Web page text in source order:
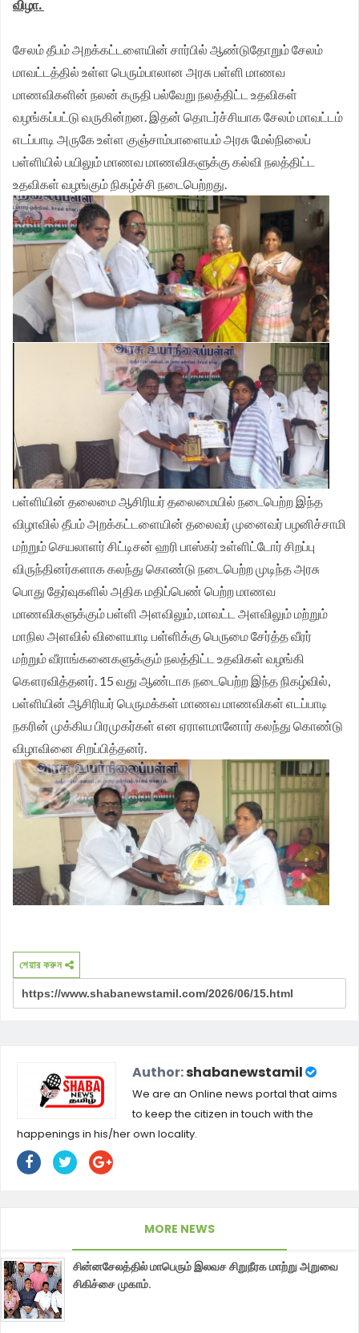
விழா.
சேலம் தீபம் அறக்கட்டளையின் சார்பில் ஆண்டுதோறும் சேலம்
மாவட்டத்தில் உள்ள பெரும்பாலான அரசு பள்ளி மாணவ
மாணவிகளின் நலன் கருதி பல்வேறு நலத்திட்ட உதவிகள்
வழங்கப்பட்டு வருகின்றன. இதன் தொடர்ச்சியாக சேலம் மாவட்டம்
எடப்பாடி அருகே உள்ள குஞ்சாம்பாளையம் அரசு மேல்நிலைப்
பள்ளியில் பயிலும் மாணவ மாணவிகளுக்கு கல்வி நலத்திட்ட
உதவிகள் வழங்கும் நிகழ்ச்சி நடைபெற்றது.
பள்ளியின் தலைமை ஆசிரியர் தலைமையில் நடைபெற்ற இந்த
விழாவில் தீபம் அறக்கட்டளையின் தலைவர் முனைவர் பழனிச்சாமி
மற்றும் செயலாளர் சிட்டிசன் ஹரி பாஸ்கர் உள்ளிட்டோர் சிறப்பு
விருந்தினர்களாக கலந்து கொண்டு நடைபெற்ற முடிந்த அரசு
பொது தேர்வுகளில் அதிக மதிப்பெண் பெற்ற மாணவ
மாணவிகளுக்கும் பள்ளி அளவிலும், மாவட்ட அளவிலும் மற்றும்
மாநில அளவில் விளையாடி பள்ளிக்கு பெருமை சேர்த்த வீரர்
மற்றும் வீராங்கனைகளுக்கும் நலத்திட்ட உதவிகள் வழங்கி
கௌரவித்தனர். 15 வது ஆண்டாக நடைபெற்ற இந்த நிகழ்வில்,
பள்ளியின் ஆசிரியர் பெருமக்கள் மாணவ மாணவிகள் எடப்பாடி
நகரின் முக்கிய பிரமுகர்கள் என ஏராளமானோர் கலந்து கொண்டு
விழாவினை சிறப்பித்தனர்.
শেয়ার করুন
Author:shabanewstamil
We are an Online news portal that aims
to keep the citizen in touch with the
happenings in his/her own locality.
MORE NEWS
சின்னசேலத்தில் மாபெரும் இலவச சிறுநீரக மாற்று அறுவை
சிகிச்சை முகாம்.